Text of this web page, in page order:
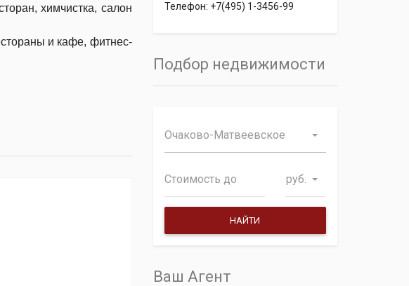
химчистка, салон
и кафе, фитнес-
Телефон: +7(495) 1-3456-99
Подбор недвижимости
Очаково-Матвеевское
руб.
Ваш Агент